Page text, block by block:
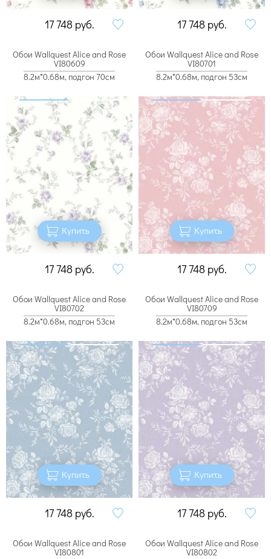
17 748 руб. 17 748 руб.
Обои Wallquest Alice and Rose
VI80609
8.2м*0.68м, подгон 70см
Купить
17 748 руб.
Обои Wallquest Alice and Rose
VI80701
8.2м*0.68м, подгон 53см
Купить
17 748 руб.
Обои Wallquest Alice and Rose
VI80702
8.2м*0.68м, подгон 53см
Купить
17 748 руб.
Обои Wallquest Alice and Rose
VI80709
8.2м*0.68м, подгон 53см
Купить
17 748 руб.
Обои Wallquest Alice and Rose
VI80801
Обои Wallquest Alice and Rose
VI80802